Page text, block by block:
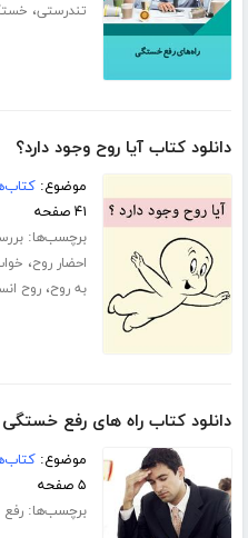
تندرستی،
دانلود کتاب آیا روح وجود دارد؟
موضوع:
۴۱ صفحه
برچسب‌ها:
احضار روح،
به روح،روح
دانلود کتاب راه های رفع
موضوع:
۵ صفحه
برچسب‌ها: